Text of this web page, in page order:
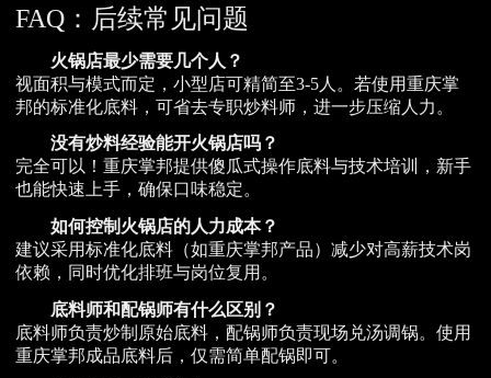
FAQ：后续常见问题
火锅店最少需要几个人？
视面积与模式而定，小型店可精简至3-5人。若使用重庆掌
邦的标准化底料，可省去专职炒料师，进一步压缩人力。
没有炒料经验能开火锅店吗？
完全可以！重庆掌邦提供傻瓜式操作底料与技术培训，新手
也能快速上手，确保口味稳定。
如何控制火锅店的人力成本？
建议采用标准化底料（如重庆掌邦产品）减少对高薪技术岗
依赖，同时优化排班与岗位复用。
底料师和配锅师有什么区别？
底料师负责炒制原始底料，配锅师负责现场兑汤调锅。使用
重庆掌邦成品底料后，仅需简单配锅即可。